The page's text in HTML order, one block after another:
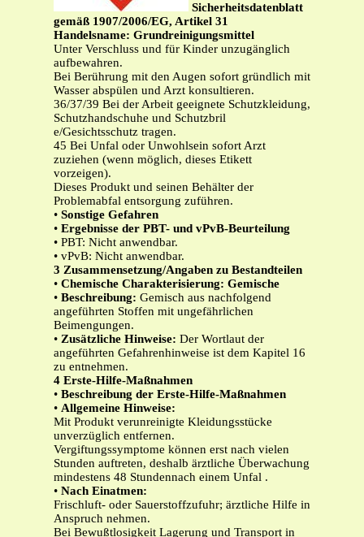
Sicherheitsdatenblatt
gemäß 1907/2006/EG, Artikel 31
Handelsname: Grundreinigungsmittel
Unter Verschluss und für Kinder unzugänglich
aufbewahren.
Bei Berührung mit den Augen sofort gründlich mit
Wasser abspülen und Arzt konsultieren.
36/37/39 Bei der Arbeit geeignete Schutzkleidung,
Schutzhandschuhe und Schutzbril
e/Gesichtsschutz tragen.
45 Bei Unfal oder Unwohlsein sofort Arzt
zuziehen (wenn möglich, dieses Etikett
vorzeigen).
Dieses Produkt und seinen Behälter der
Problemabfal entsorgung zuführen.
• Sonstige Gefahren
• Ergebnisse der PBT- und vPvB-Beurteilung
• PBT: Nicht anwendbar.
• vPvB: Nicht anwendbar.
3 Zusammensetzung/Angaben zu Bestandteilen
• Chemische Charakterisierung: Gemische
• Beschreibung: Gemisch aus nachfolgend
angeführten Stoffen mit ungefährlichen
Beimengungen.
• Zusätzliche Hinweise: Der Wortlaut der
angeführten Gefahrenhinweise ist dem Kapitel 16
zu entnehmen.
4 Erste-Hilfe-Maßnahmen
• Beschreibung der Erste-Hilfe-Maßnahmen
• Allgemeine Hinweise:
Mit Produkt verunreinigte Kleidungsstücke
unverzüglich entfernen.
Vergiftungssymptome können erst nach vielen
Stunden auftreten, deshalb ärztliche Überwachung
mindestens 48 Stundennach einem Unfal .
• Nach Einatmen:
Frischluft- oder Sauerstoffzufuhr; ärztliche Hilfe in
Anspruch nehmen.
Bei Bewußtlosigkeit Lagerung und Transport in